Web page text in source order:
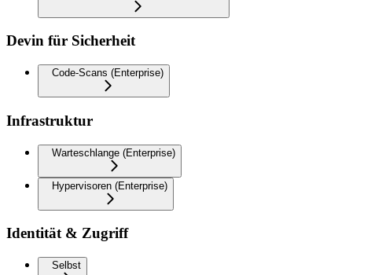
Devin für Sicherheit
Code-Scans (Enterprise)
Infrastruktur
Warteschlange (Enterprise)
Hypervisoren (Enterprise)
Identität & Zugriff
Selbst